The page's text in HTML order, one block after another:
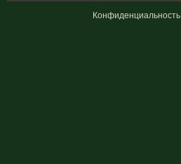
Конфиденциальность